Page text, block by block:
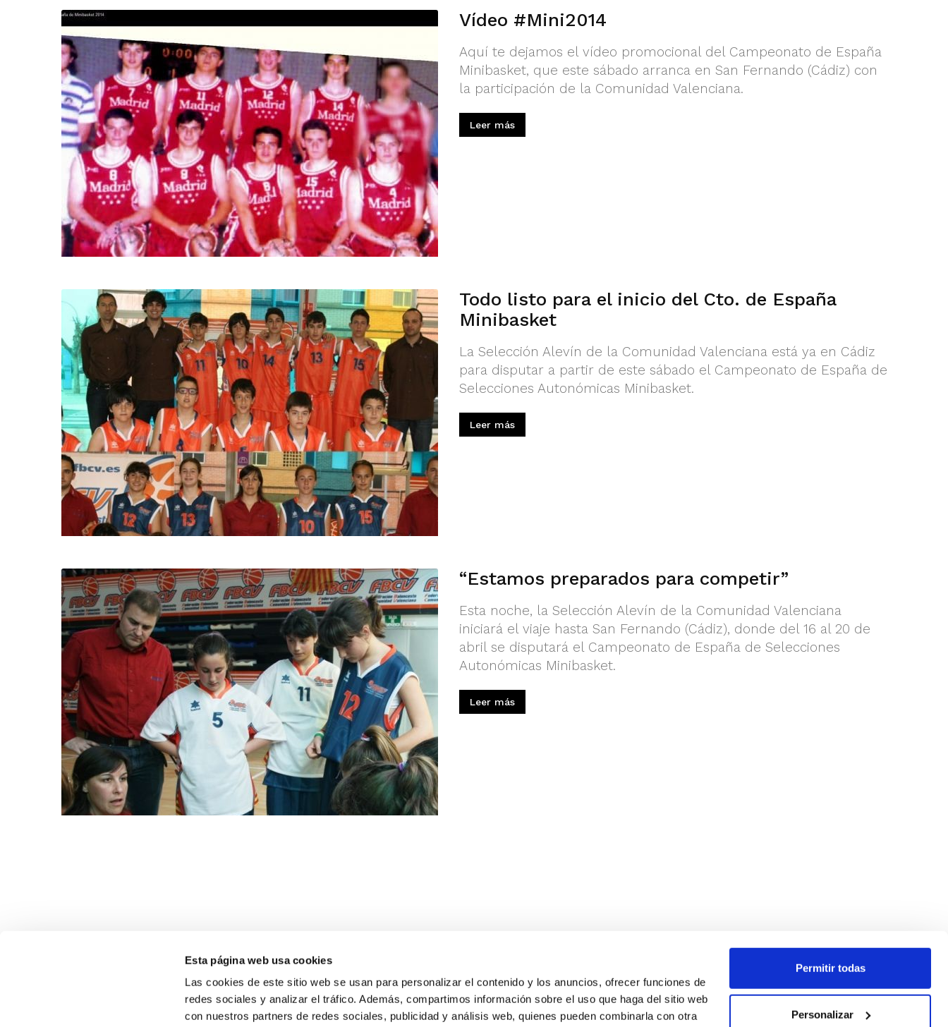
Esta página web usa cookies
Las cookies de este sitio web se usan para personalizar el contenido y los anuncios, ofrecer funciones de
redes sociales y analizar el tráfico. Además, compartimos información sobre el uso que haga del sitio web
con nuestros partners de redes sociales, publicidad y análisis web, quienes pueden combinarla con otra
Permitir todas
Personalizar
Vídeo #Mini2014
Aquí te dejamos el vídeo promocional del Campeonato de España
Minibasket, que este sábado arranca en San Fernando (Cádiz) con
la participación de la Comunidad Valenciana.
Leer más
Todo listo para el inicio del Cto. de España
Minibasket
La Selección Alevín de la Comunidad Valenciana está ya en Cádiz
para disputar a partir de este sábado el Campeonato de España de
Selecciones Autonómicas Minibasket.
Leer más
“Estamos preparados para competir”
Esta noche, la Selección Alevín de la Comunidad Valenciana
iniciará el viaje hasta San Fernando (Cádiz), donde del 16 al 20 de
abril se disputará el Campeonato de España de Selecciones
Autonómicas Minibasket.
Leer más